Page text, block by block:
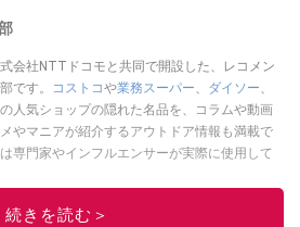
会社NTTドコモと共同で開設した、レコメン
です。
コストコや業務スーパー、 ダイソー、
人気ショップの隠れた名品を、コラムや動画
やマニアが紹介するアウトドア情報も満載で
専門家やインフルエンサーが実際に使用して
続きを読む＞